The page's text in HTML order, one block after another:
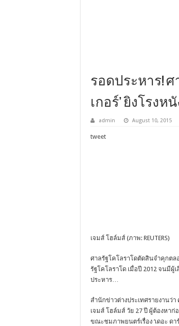
รอดประหาร!
เกอร์’ ยิงโรงหนั
admin August 10, 2015
tweet
เจมส์ โฮล์มส์ (ภาพ: REUTERS)
ศาลรัฐโคโลราโดตัดสินจำคุกตล
รัฐโคโลราโด เมื่อปี 2012 จนมีผู้
ประหาร…
สำนักข่าวต่างประเทศรายงาน
เจมส์ โฮล์มส์ วัย 27 ปี ผู้ต้องหาก่
ขณะชมภาพยนตร์เรื่อง ‘เดอะ ด